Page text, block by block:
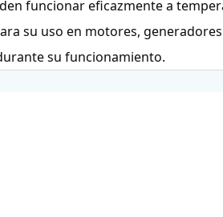
funcionar eficazmente a
su uso en motores,
su funcionamiento.